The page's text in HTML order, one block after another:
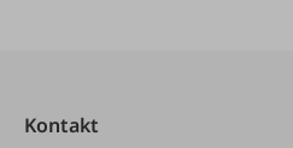
Kontakt